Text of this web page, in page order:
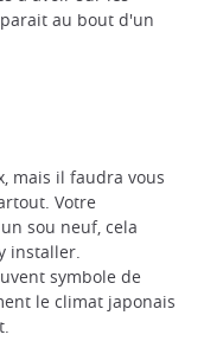
au bout d'un
mais il faudra vous
Votre
sou neuf, cela
installer.
symbole de
le climat japonais